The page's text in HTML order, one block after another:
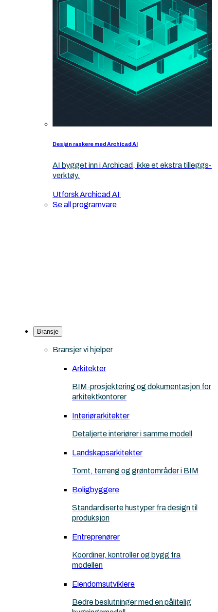
Design raskere med Archicad AI
AI bygget inn i Archicad, ikke et ekstra tilleggs-
verktøy.
Utforsk Archicad AI
Se all programvare
Bransje
Bransjer vi hjelper
Arkitekter
BIM-prosjektering og dokumentasjon for
arkitektkontorer
Interiørarkitekter
Detaljerte interiører i samme modell
Landskapsarkitekter
Tomt, terreng og grøntområder i BIM
Boligbyggere
Standardiserte hustyper fra design til
produksjon
Entreprenører
Koordiner, kontroller og bygg fra
modellen
Eiendomsutviklere
Bedre beslutninger med en pålitelig